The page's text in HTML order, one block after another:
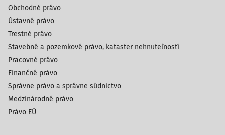
Obchodné právo
Ústavné právo
Trestné právo
Stavebné a pozemkové právo, kataster nehnuteľností
Pracovné právo
Finančné právo
Správne právo a správne súdnictvo
Medzinárodné právo
Právo EÚ